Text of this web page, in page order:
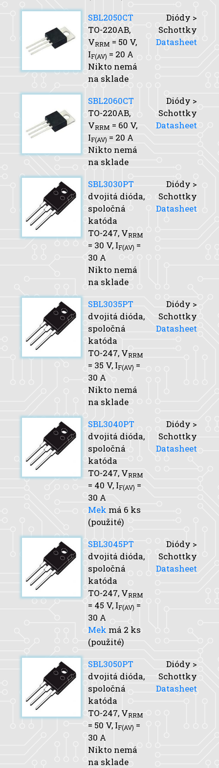
SBL2050CT
TO-220AB,
VRRM = 50 V,
IF(AV) = 20 A
Nikto nemá
na sklade
Diódy >
Schottky
Datasheet
SBL2060CT
TO-220AB,
VRRM = 60 V,
IF(AV) = 20 A
Nikto nemá
na sklade
Diódy >
Schottky
Datasheet
SBL3030PT
dvojitá dióda,
spoločná
katóda
TO-247, VRRM
= 30 V, IF(AV) =
30 A
Nikto nemá
na sklade
Diódy >
Schottky
Datasheet
SBL3035PT
dvojitá dióda,
spoločná
katóda
TO-247, VRRM
= 35 V, IF(AV) =
30 A
Nikto nemá
na sklade
Diódy >
Schottky
Datasheet
SBL3040PT
dvojitá dióda,
spoločná
katóda
TO-247, VRRM
= 40 V, IF(AV) =
30 A
Mek má 6 ks
(použité)
Diódy >
Schottky
Datasheet
SBL3045PT
dvojitá dióda,
spoločná
katóda
TO-247, VRRM
= 45 V, IF(AV) =
30 A
Mek má 2 ks
(použité)
Diódy >
Schottky
Datasheet
SBL3050PT
dvojitá dióda,
spoločná
katóda
TO-247, VRRM
= 50 V, IF(AV) =
30 A
Nikto nemá
na sklade
Diódy >
Schottky
Datasheet